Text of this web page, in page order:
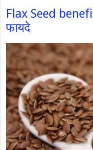
Flax Seed
फायदे